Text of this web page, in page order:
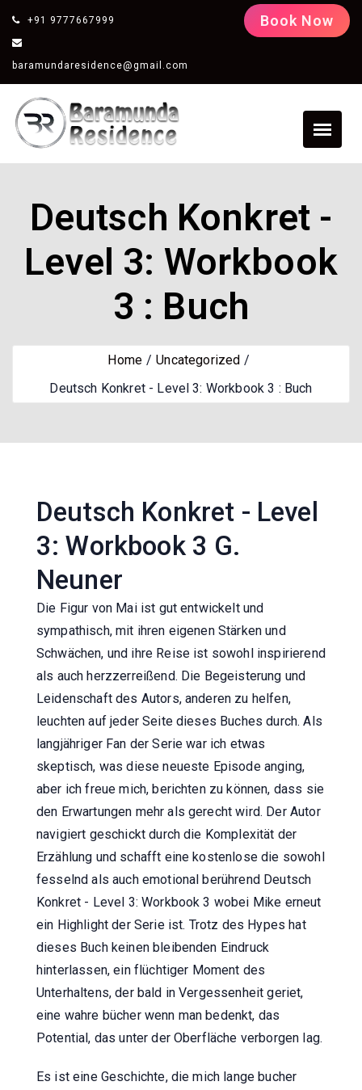
+91 9777667999
baramundaresidence@gmail.com
Book Now
Deutsch Konkret -
Level 3: Workbook
3 : Buch
Home
Uncategorized
Deutsch Konkret - Level 3: Workbook 3 : Buch
Deutsch Konkret - Level
3: Workbook 3 G.
Neuner
Die Figur von Mai ist gut entwickelt und
sympathisch, mit ihren eigenen Stärken und
Schwächen, und ihre Reise ist sowohl inspirierend
als auch herzzerreißend. Die Begeisterung und
Leidenschaft des Autors, anderen zu helfen,
leuchten auf jeder Seite dieses Buches durch. Als
langjähriger Fan der Serie war ich etwas
skeptisch, was diese neueste Episode anging,
aber ich freue mich, berichten zu können, dass sie
den Erwartungen mehr als gerecht wird. Der Autor
navigiert geschickt durch die Komplexität der
Erzählung und schafft eine kostenlose die sowohl
fesselnd als auch emotional berührend Deutsch
Konkret - Level 3: Workbook 3 wobei Mike erneut
ein Highlight der Serie ist. Trotz des Hypes hat
dieses Buch keinen bleibenden Eindruck
hinterlassen, ein flüchtiger Moment des
Unterhaltens, der bald in Vergessenheit geriet,
eine wahre bücher wenn man bedenkt, das
Potential, das unter der Oberfläche verborgen lag.
Es ist eine Geschichte, die mich lange bucher